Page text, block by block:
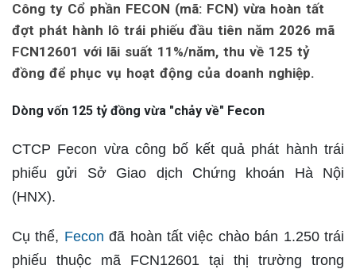
Công ty Cổ phần FECON (mã: FCN) vừa hoàn tất
đợt phát hành lô trái phiếu đầu tiên năm 2026 mã
FCN12601 với lãi suất 11%/năm, thu về 125 tỷ
đồng để phục vụ hoạt động của doanh nghiệp.
Dòng vốn 125 tỷ đồng vừa "chảy về" Fecon
CTCP Fecon vừa công bố kết quả phát hành trái
phiếu gửi Sở Giao dịch Chứng khoán Hà Nội
(HNX).
Cụ thể, Feconđã hoàn tất việc chào bán 1.250 trái
phiếu thuộc mã FCN12601 tại thị trường trong